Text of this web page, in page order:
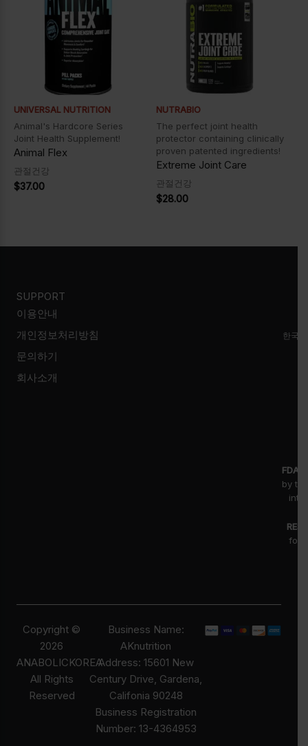
UNIVERSAL NUTRITION
Animal's Hardcore Series
Joint Health Supplement!
Animal Flex
관절건강
$37.00
NUTRABIO
The perfect joint health
protector containing clinically
proven patented ingredients!
Extreme Joint Care
관절건강
$28.00
SUPPORT
이용안내
개인정보처리방침
문의하기
회사소개
한국
FDA
by
for
Copyright ©
2026
ANABOLICKOREA
All Rights
Reserved
Business Name:
AKnutrition
Address: 15601 New
Century Drive, Gardena,
Califonia 90248
Business Registration
Number: 13-4364953